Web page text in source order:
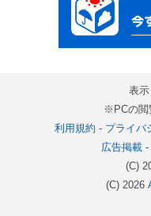
表示
※PCの閲
利用規約 - プライバ
広告掲載-
(C)
(C) 2026